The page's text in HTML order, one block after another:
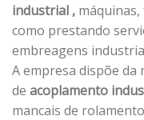
industrial ,
como prestando
embreagens
A empresa dispõe da
de acoplamento
mancais de